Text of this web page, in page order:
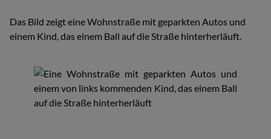
Das Bild zeigt eine Wohnstraße mit geparkten Autos und
einem Kind, das einem Ball auf die Straße hinterherläuft.